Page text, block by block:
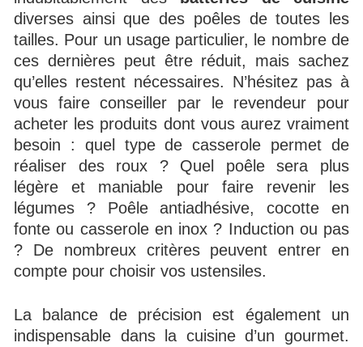
diverses ainsi que des poêles de toutes les
tailles. Pour un usage particulier, le nombre de
ces dernières peut être réduit, mais sachez
qu’elles restent nécessaires. N’hésitez pas à
vous faire conseiller par le revendeur pour
acheter les produits dont vous aurez vraiment
besoin : quel type de casserole permet de
réaliser des roux ? Quel poêle sera plus
légère et maniable pour faire revenir les
légumes ? Poêle antiadhésive, cocotte en
fonte ou casserole en inox ? Induction ou pas
? De nombreux critères peuvent entrer en
compte pour choisir vos ustensiles.
La balance de précision est également un
indispensable dans la cuisine d’un gourmet.